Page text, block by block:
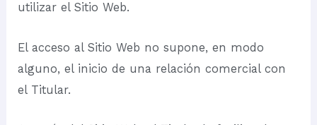
utilizar el Sitio Web.
El acceso al Sitio Web no supone, en modo
alguno, el inicio de una relación comercial con
el Titular.